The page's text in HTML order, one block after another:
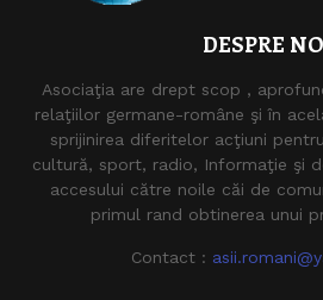
DESPRE
Asociaţia are drept scop ,
relaţiilor germane-române şi în
sprijinirea diferitelor acţiuni
cultură, sport, radio, Informaţie şi
accesului către noile căi de
primul rand obtinerea unui
Contact :